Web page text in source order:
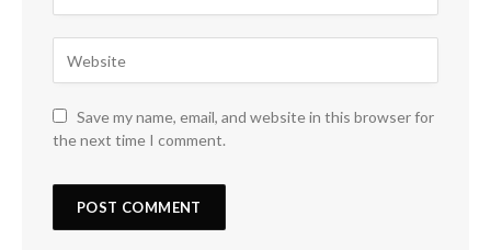
Save my name, email, and website in this browser for
the next time I comment.